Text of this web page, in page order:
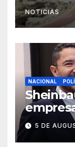
NOTICIAS
NACIONAL
llegada
5 DE